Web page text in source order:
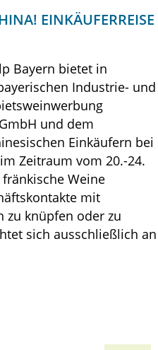
EINKÄUFERREISE
Bayern bietet in
Industrie- und
und dem
Einkäufern bei
Zeitraum vom 20.-24.
Weine
mit
zu knüpfen oder zu
sich ausschließlich an